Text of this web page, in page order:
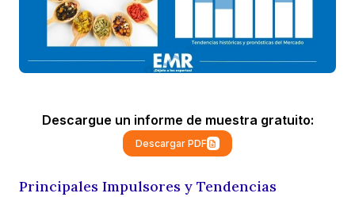
Descargue un informe de muestra gratuito:
Descargar PDF
Principales Impulsores y Tendencias